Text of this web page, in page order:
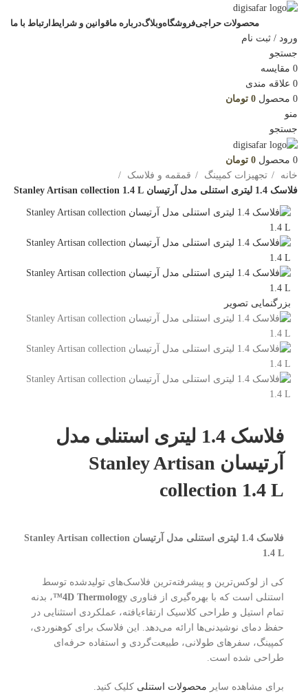
محصولات حراجیفروشگاهوبلاگدرباره ماقوانین و شرایط ارتباط با ما
ورود / ثبت نام
جستجو
0 مقایسه
0 علاقه مندی
0 محصول 0 تومان
منو
جستجو
0 محصول 0 تومان
خانه
تجهیزات کمپینگ
قمقمه و فلاسک
فلاسک 1.4 لیتری استنلی مدل آرتیسان Stanley Artisan collection 1.4 L
بزرگنمایی تصویر
فلاسک 1.4 لیتری استنلی مدل
آرتیسان Stanley Artisan
collection 1.4 L
فلاسک 1.4 لیتری استنلی مدل آرتیسان Stanley Artisan collection
1.4 L
کی از لوکس‌ترین و پیشرفته‌ترین فلاسک‌های تولیدشده توسط
استنلی است که با بهره‌گیری از فناوری 4D Thermology™
، بدنه
تمام استیل و طراحی کلاسیک ارتقاءیافته، عملکردی استثنایی در
حفظ دمای نوشیدنی‌ها ارائه می‌دهد. این فلاسک برای کوهنوردی،
کمپینگ، سفرهای طولانی، طبیعت‌گردی و استفاده حرفه‌ای
طراحی شده است.
برای مشاهده سایر محصولات استنلی کلیک کنید.